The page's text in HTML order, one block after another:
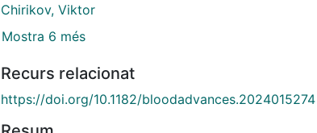
Chirikov, Viktor
Mostra 6 més
Recurs relacionat
https://doi.org/10.1182/bloodadvances.2024015274